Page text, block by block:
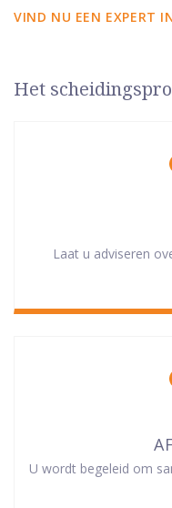
VIND NU EEN EXPERT
Het
Laat u adviseren
U wordt begeleid om